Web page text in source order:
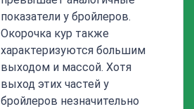
показатели у бройлеров.
Окорочка кур также
характеризуются большим
выходом и массой. Хотя
выход этих частей у
бройлеров незначительно